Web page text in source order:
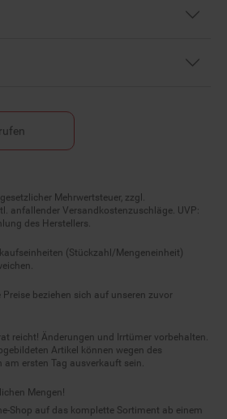
Mehrwertsteuer, zzgl.
anfallender Versandkostenzuschläge. UVP:
des Herstellers.
(Stückzahl/Mengeneinheit)
beziehen sich auf unseren zuvor
reicht! Änderungen und Irrtümer vorbehalten.
Artikel können wegen des
am ersten Tag ausverkauft sein.
Mengen!
Shop auf das komplette Sortiment ab einem